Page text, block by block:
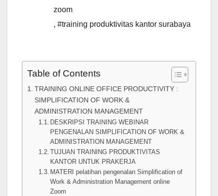
zoom
, #training produktivitas kantor surabaya
Table of Contents
TRAINING ONLINE OFFICE PRODUCTIVITY :
SIMPLIFICATION OF WORK &
ADMINISTRATION MANAGEMENT
DESKRIPSI TRAINING WEBINAR
PENGENALAN SIMPLIFICATION OF WORK &
ADMINISTRATION MANAGEMENT
TUJUAN TRAINING PRODUKTIVITAS
KANTOR UNTUK PRAKERJA
MATERI pelatihan pengenalan Simplification of
Work & Administration Management online
Zoom